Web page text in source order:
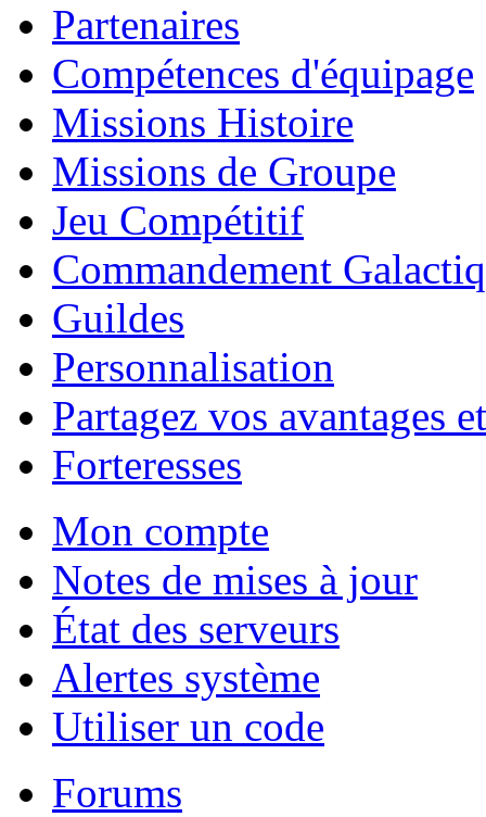
Partenaires
Compétences d'équipage
Missions Histoire
Missions de Groupe
Jeu Compétitif
Commandement
Guildes
Personnalisation
Partagez vos avantages
Forteresses
Mon compte
Notes de mises à jour
État des serveurs
Alertes système
Utiliser un code
Forums